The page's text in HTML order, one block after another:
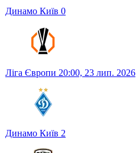
Динамо Київ 0
Ліга Європи 20:00, 23 лип. 2026
Динамо Київ 2